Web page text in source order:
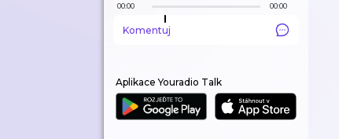
00:00 00:00
Komentuj
Aplikace Youradio Talk